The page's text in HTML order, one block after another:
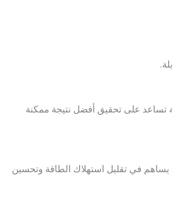
تساعد على تحقيق أفضل نتيجة ممكنة
أكثر كفاءة واستدامة، يُعد عزل الأسطح بالفوم من الخيارات التي تتماشى مع متطلبات عام 2026، حيث يساهم في تقليل استهلاك الطاقة وتحسين